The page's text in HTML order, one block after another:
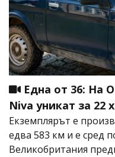
Една от 36: На
Niva уникат за 22
Екземплярът е
едва 583 км и е сред
Великобритания